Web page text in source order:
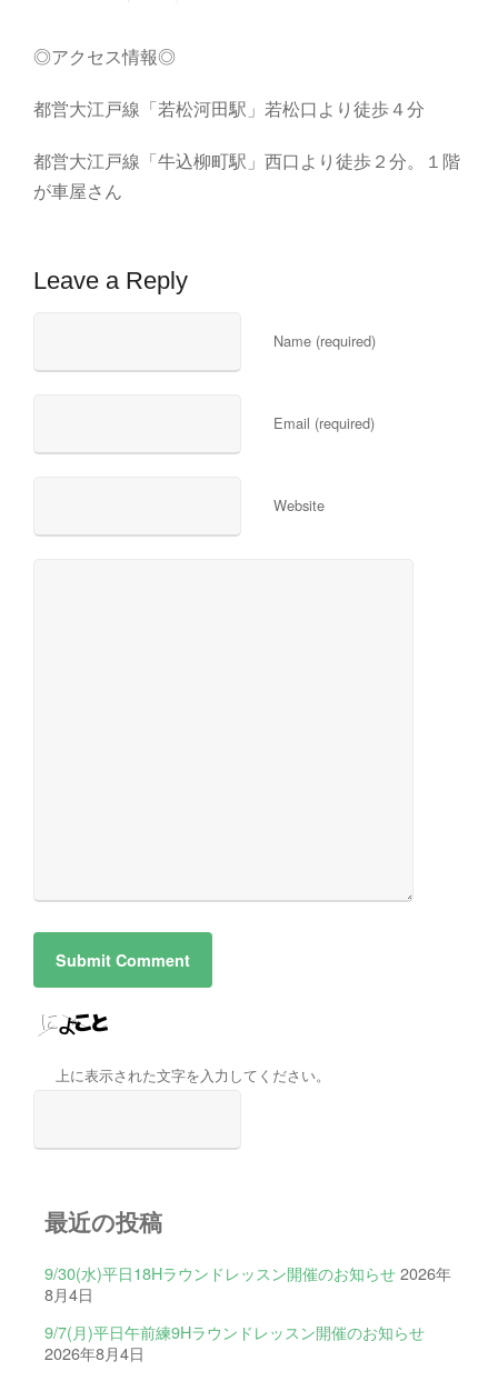
◎アクセス情報◎
都営大江戸線「若松河田駅」若松口より徒歩４分
都営大江戸線「牛込柳町駅」西口より徒歩２分。１階
が車屋さん
Leave a Reply
Name (required)
Email (required)
Website
上に表示された文字を入力してください。
最近の投稿
9/30(水)平日18Hラウンドレッスン開催のお知らせ 2026年
8月4日
9/7(月)平日午前練9Hラウンドレッスン開催のお知らせ
2026年8月4日